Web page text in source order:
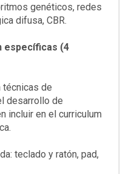
genéticos, redes
difusa, CBR.
específicas (4
técnicas de
desarrollo de
incluir en el curriculum
teclado y ratón, pad,